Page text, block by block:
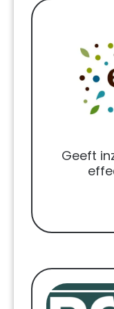
Geeft